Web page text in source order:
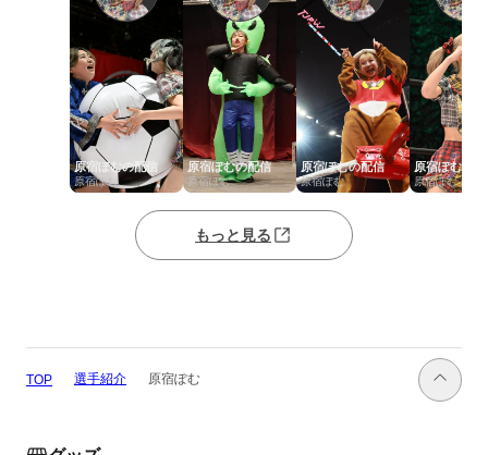
原宿ぽむの配信
原宿ぽむ
原宿ぽむの配信
原宿ぽむ
原宿ぽむの配信
原宿ぽむ
原宿ぽむの配
原宿ぽむ
もっと見る
TOP 選手紹介 原宿ぽむ